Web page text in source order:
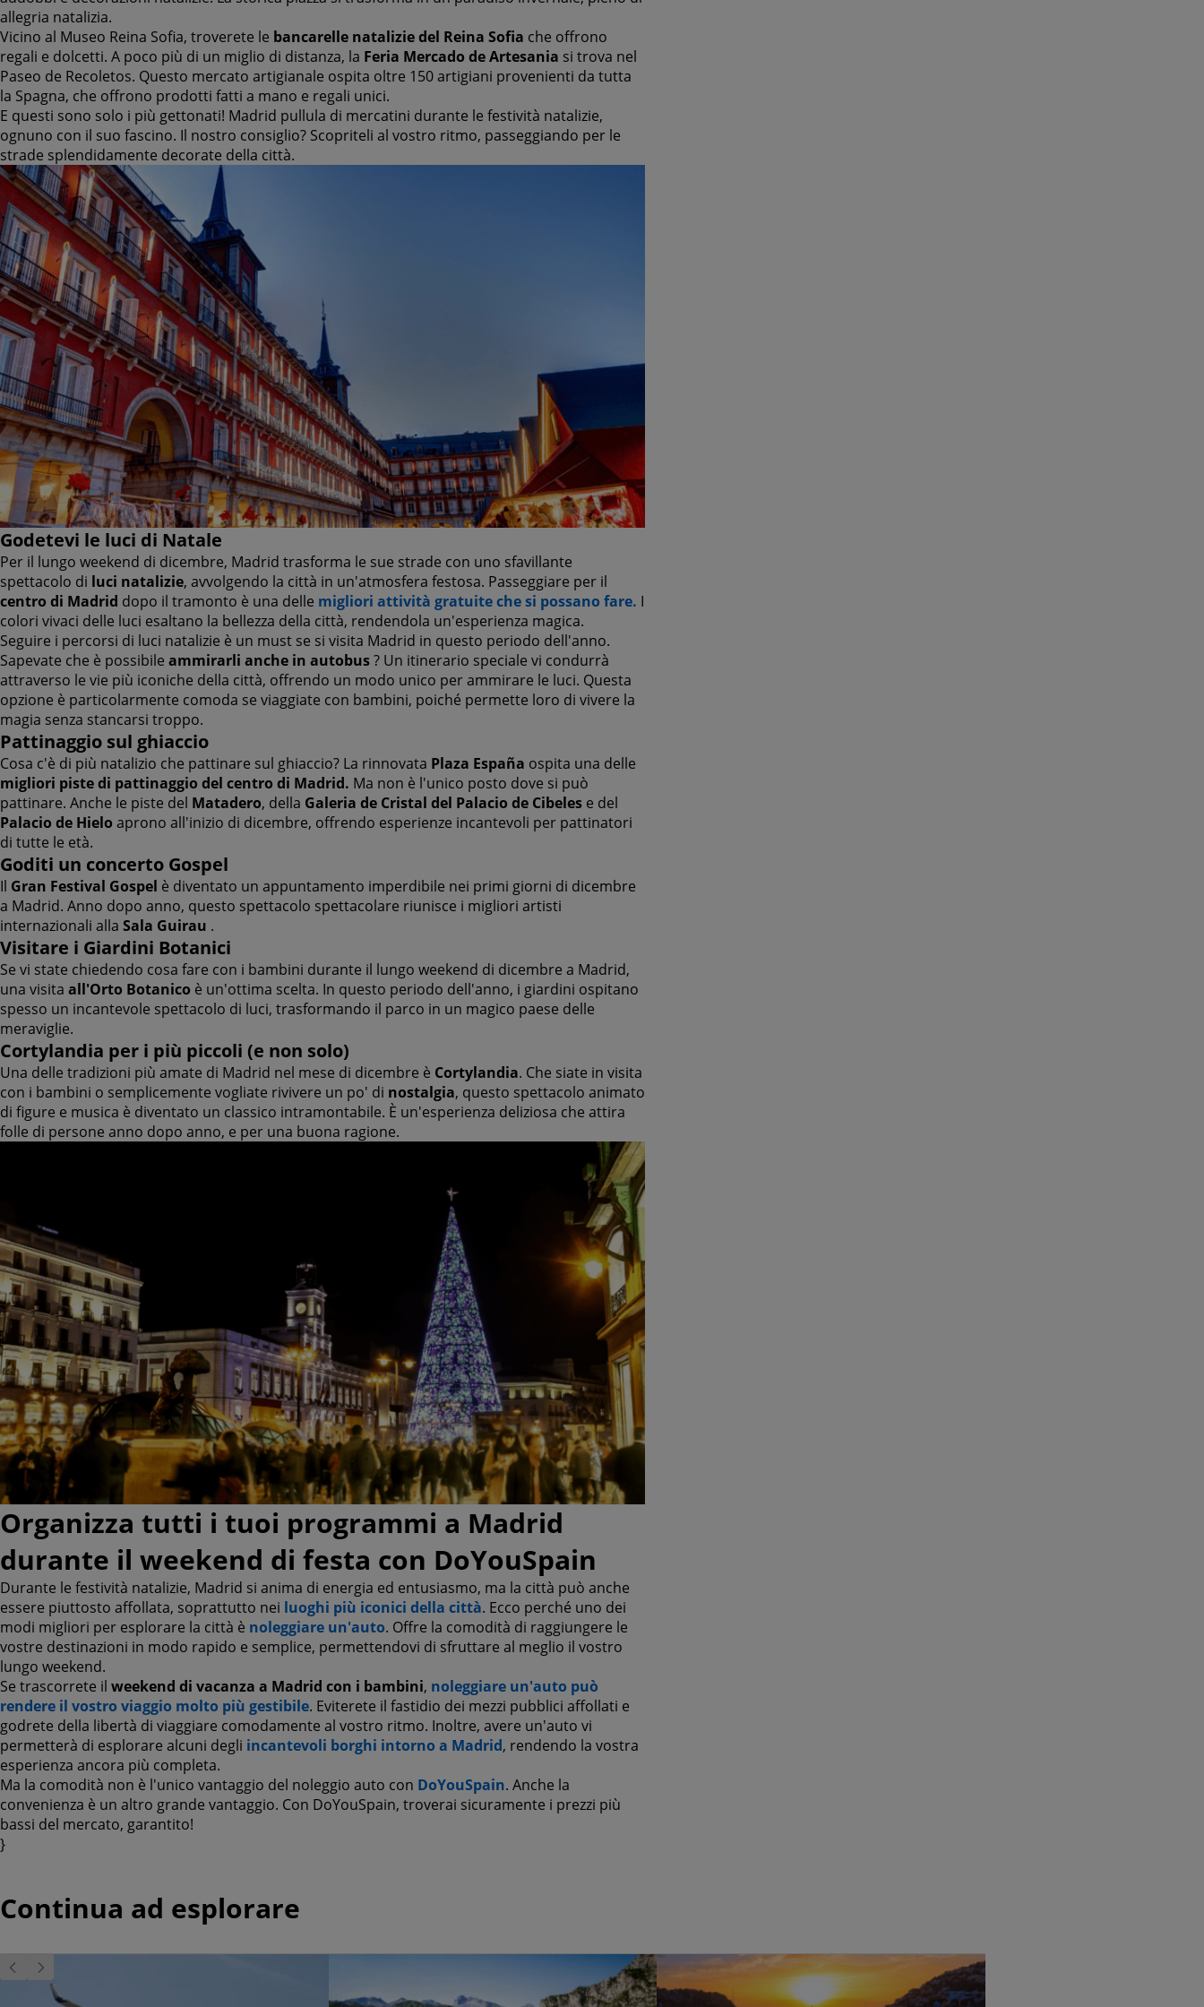
allegria natalizia.
Vicino al Museo Reina Sofia, troverete le bancarelle natalizie del Reina Sofia che offrono
regali e dolcetti. A poco più di un miglio di distanza, la Feria Mercado de Artesania si trova nel
Paseo de Recoletos. Questo mercato artigianale ospita oltre 150 artigiani provenienti da tutta
la Spagna, che offrono prodotti fatti a mano e regali unici.
E questi sono solo i più gettonati! Madrid pullula di mercatini durante le festività natalizie,
ognuno con il suo fascino. Il nostro consiglio? Scopriteli al vostro ritmo, passeggiando per le
strade splendidamente decorate della città.
Godetevi le luci di Natale
Per il lungo weekend di dicembre, Madrid trasforma le sue strade con uno sfavillante
spettacolo di luci natalizie, avvolgendo la città in un'atmosfera festosa. Passeggiare per il
centro di Madrid dopo il tramonto è una delle migliori attività gratuite che si possano fare. I
colori vivaci delle luci esaltano la bellezza della città, rendendola un'esperienza magica.
Seguire i percorsi di luci natalizie è un must se si visita Madrid in questo periodo dell'anno.
Sapevate che è possibile ammirarli anche in autobus? Un itinerario speciale vi condurrà
attraverso le vie più iconiche della città, offrendo un modo unico per ammirare le luci. Questa
opzione è particolarmente comoda se viaggiate con bambini, poiché permette loro di vivere la
magia senza stancarsi troppo.
Pattinaggio sul ghiaccio
Cosa c'è di più natalizio che pattinare sul ghiaccio? La rinnovata Plaza España ospita una delle
migliori piste di pattinaggio del centro di Madrid. Ma non è l'unico posto dove si può
pattinare. Anche le piste del Matadero, della Galeria de Cristal del Palacio de Cibeles e del
Palacio de Hielo aprono all'inizio di dicembre, offrendo esperienze incantevoli per pattinatori
di tutte le età.
Goditi un concerto Gospel
Il Gran Festival Gospel è diventato un appuntamento imperdibile nei primi giorni di dicembre
a Madrid. Anno dopo anno, questo spettacolo spettacolare riunisce i migliori artisti
internazionali alla Sala Guirau .
Visitare i Giardini Botanici
Se vi state chiedendo cosa fare con i bambini durante il lungo weekend di dicembre a Madrid,
una visita all'Orto Botanico è un'ottima scelta. In questo periodo dell'anno, i giardini ospitano
spesso un incantevole spettacolo di luci, trasformando il parco in un magico paese delle
meraviglie.
Cortylandia per i più piccoli (e non solo)
Una delle tradizioni più amate di Madrid nel mese di dicembre è Cortylandia. Che siate in visita
con i bambini o semplicemente vogliate rivivere un po' di nostalgia, questo spettacolo animato
di figure e musica è diventato un classico intramontabile. È un'esperienza deliziosa che attira
folle di persone anno dopo anno, e per una buona ragione.
Organizza tutti i tuoi programmi a Madrid
durante il weekend di festa con DoYouSpain
Durante le festività natalizie, Madrid si anima di energia ed entusiasmo, ma la città può anche
essere piuttosto affollata, soprattutto nei luoghi più iconici della città. Ecco perché uno dei
modi migliori per esplorare la città è noleggiare un'auto. Offre la comodità di raggiungere le
vostre destinazioni in modo rapido e semplice, permettendovi di sfruttare al meglio il vostro
lungo weekend.
Se trascorrete il weekend di vacanza a Madrid con i bambini, noleggiare un'auto può
rendere il vostro viaggio molto più gestibile. Eviterete il fastidio dei mezzi pubblici affollati e
godrete della libertà di viaggiare comodamente al vostro ritmo. Inoltre, avere un'auto vi
permetterà di esplorare alcuni degli incantevoli borghi intorno a Madrid, rendendo la vostra
esperienza ancora più completa.
Ma la comodità non è l'unico vantaggio del noleggio auto con DoYouSpain. Anche la
convenienza è un altro grande vantaggio. Con DoYouSpain, troverai sicuramente i prezzi più
bassi del mercato, garantito!
}
Continua ad esplorare